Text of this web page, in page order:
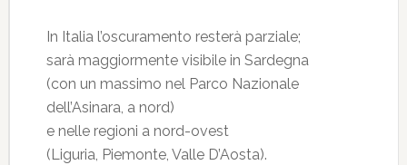
In Italia l’oscuramento resterà parziale;
sarà maggiormente visibile in Sardegna
(con un massimo nel Parco Nazionale
dell’Asinara, a nord)
e nelle regioni a nord-ovest
(Liguria, Piemonte, Valle D’Aosta).